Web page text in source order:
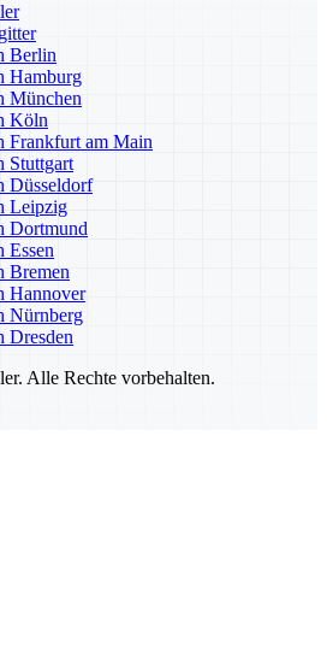
Berlin
Hamburg
München
Köln
Frankfurt am Main
Stuttgart
Düsseldorf
Leipzig
Dortmund
Essen
Bremen
Hannover
Nürnberg
Dresden
Alle Rechte vorbehalten.